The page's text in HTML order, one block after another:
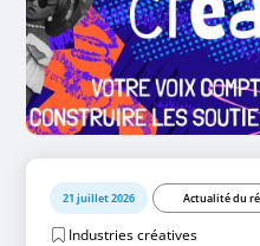
21 juillet 2026 Actualité du
Industries créatives